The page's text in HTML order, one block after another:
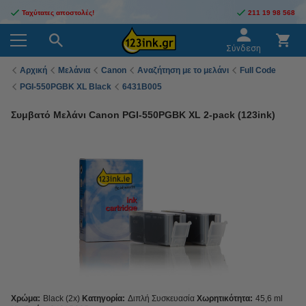
Ταχύτατες αποστολές! 211 19 98 568
Σύνδεση
Αρχική Μελάνια Canon Αναζήτηση με το μελάνι
Full Code
PGI-550PGBK XL Black
6431B005
Συμβατό Μελάνι Canon PGI-550PGBK XL 2-pack (123ink)
Χρώμα: Black (2x) Κατηγορία: Διπλή Συσκευασία Χωρητικότητα: 45,6 ml